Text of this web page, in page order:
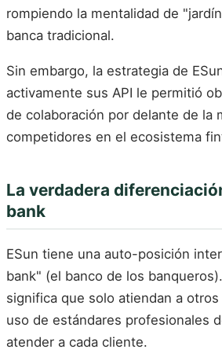
rompiendo la mentalidad de
banca tradicional.
Sin embargo, la estrategia de
activamente sus API le permitió
de colaboración por delante de la
competidores en el ecosistema
La verdadera
bank
ESun tiene una auto-posición
bank" (el banco de los
significa que solo atiendan a
uso de estándares profesionales
atender a cada cliente.